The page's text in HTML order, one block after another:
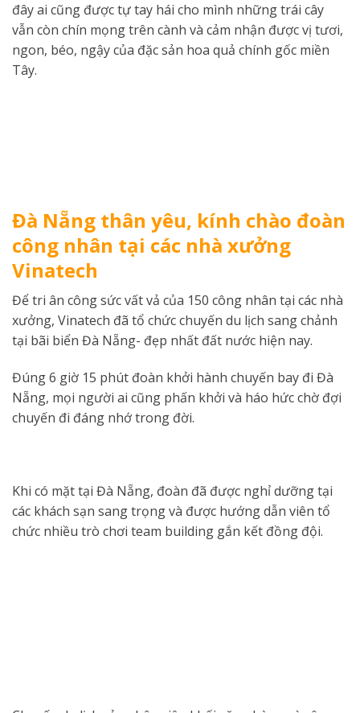
đây ai cũng được tự tay hái cho mình những trái cây
vẫn còn chín mọng trên cành và cảm nhận được vị tươi,
ngon, béo, ngậy của đặc sản hoa quả chính gốc miền
Tây.
Đà Nẵng thân yêu, kính chào đoàn
công nhân tại các nhà xưởng
Vinatech
Để tri ân công sức vất vả của 150 công nhân tại các nhà
xưởng, Vinatech đã tổ chức chuyến du lịch sang chảnh
tại bãi biển Đà Nẵng- đẹp nhất đất nước hiện nay.
Đúng 6 giờ 15 phút đoàn khởi hành chuyến bay đi Đà
Nẵng, mọi người ai cũng phấn khởi và háo hức chờ đợi
chuyến đi đáng nhớ trong đời.
Khi có mặt tại Đà Nẵng, đoàn đã được nghỉ dưỡng tại
các khách sạn sang trọng và được hướng dẫn viên tổ
chức nhiều trò chơi team building gắn kết đồng đội.